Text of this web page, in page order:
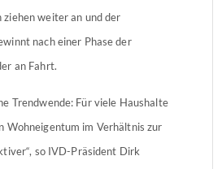
weiter an und der
nach einer Phase der
an Fahrt.
Trendwende: Für viele Haushalte
Wohneigentum im Verhältnis zur
so IVD-Präsident Dirk